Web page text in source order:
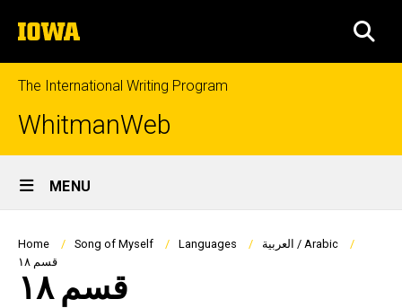
to
content
The
University
of
Iowa
The International Writing Program
WhitmanWeb
Site
Main
Navigation
MENU
Breadcrumb
Home Song of Myself Languages
العربية / Arabic
قسم ١٨
قسم ١٨